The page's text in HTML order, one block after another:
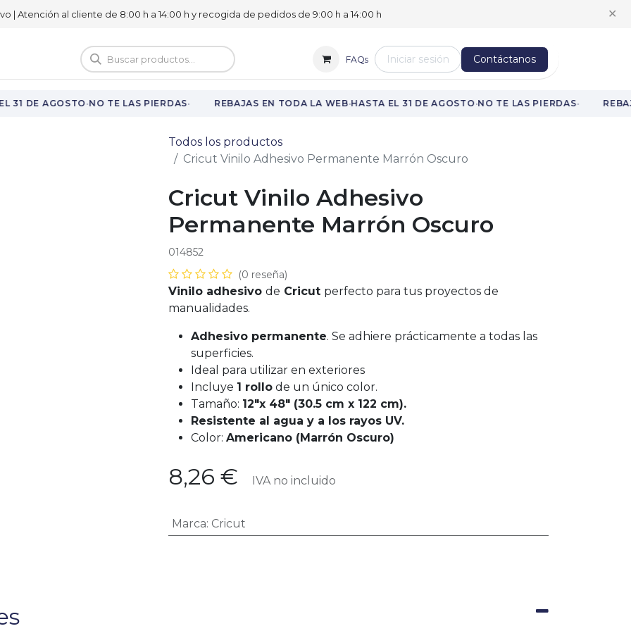
| Atención al cliente de 8:00 h a 14:00 h y recogida de pedidos de 9:00 h a 14:00 h ✕
Vuelta al cole FAQs Iniciar sesión Contáctanos
31 DE AGOSTO·NO TE LAS PIERDAS· REBAJAS EN TODA LA WEB·HASTA EL 31 DE AGOSTO·NO TE LAS PIERDAS·
Todos los productos
Cricut Vinilo Adhesivo Permanente Marrón Oscuro
Cricut Vinilo Adhesivo
Permanente Marrón Oscuro
014852
(0 reseña)
Vinilo adhesivo de Cricut perfecto para tus proyectos de
manualidades.
Adhesivo permanente. Se adhiere prácticamente a todas las
superficies.
Ideal para utilizar en exteriores
Incluye 1 rollo de un único color.
Tamaño: 12"x 48" (30.5 cm x 122 cm).
Resistente al agua y a los rayos UV.
Color: Americano (Marrón Oscuro)
8,26 € IVA no incluido
Marca: Cricut